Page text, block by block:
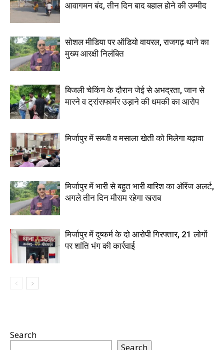
आवागमन बंद, तीन दिन बाद बहाल होने की उम्मीद
सोशल मीडिया पर ऑडियो वायरल, राजगढ़ थाने का
मुख्य आरक्षी निलंबित
बिजली चेकिंग के दौरान जेई से अभद्रता, जान से
मारने व ट्रांसफार्मर उड़ाने की धमकी का आरोप
मिर्जापुर में सब्जी व मसाला खेती को मिलेगा बढ़ावा
मिर्जापुर में भारी से बहुत भारी बारिश का ऑरेंज अलर्ट,
अगले तीन दिन मौसम रहेगा खराब
मिर्जापुर में दुष्कर्म के दो आरोपी गिरफ्तार, 21 लोगों
पर शांति भंग की कार्रवाई
Search
Search